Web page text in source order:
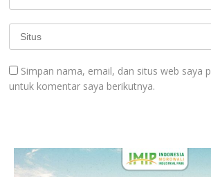
Simpan nama, email, dan situs web saya
untuk komentar saya berikutnya.